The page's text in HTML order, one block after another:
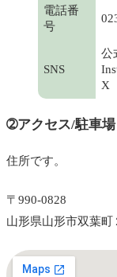
電話番
号
SNS
公
X
➁アクセス/駐車場
住所です。
〒990-0828
山形県山形市双葉町